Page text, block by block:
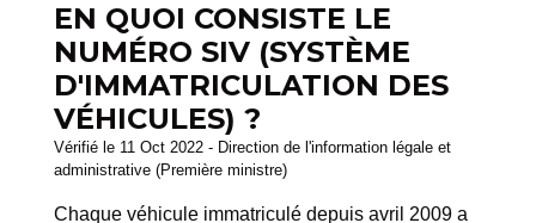
EN QUOI CONSISTE LE
NUMÉRO SIV (SYSTÈME
D'IMMATRICULATION DES
VÉHICULES) ?
Vérifié le 11 Oct 2022 - Direction de l'information légale et
administrative (Première ministre)
Chaque véhicule immatriculé depuis avril 2009 a